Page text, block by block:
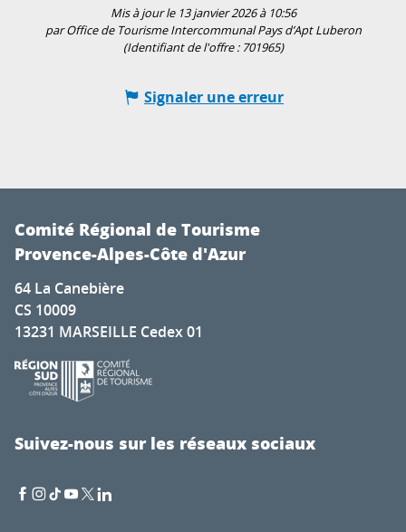
Mis à jour le 13 janvier 2026 à 10:56
par Office de Tourisme Intercommunal Pays d’Apt Luberon
(Identifiant de l'offre : 701965)
Signaler une erreur
Comité Régional de Tourisme
Provence-Alpes-Côte d'Azur
64 La Canebière
CS 10009
13231 MARSEILLE Cedex 01
Suivez-nous sur les réseaux sociaux